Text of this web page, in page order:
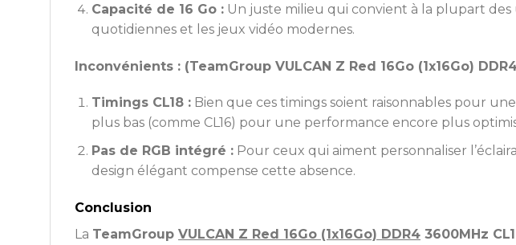
Capacité de 16 Go :Un juste milieu qui convient à la plupart des
quotidiennes et les jeux vidéo modernes.
Inconvénients : (TeamGroup VULCAN Z Red 16Go (1x16Go)
Timings CL18 :Bien que ces timings soient raisonnables pour
plus bas (comme CL16) pour une performance encore plus
Pas de RGB intégré :Pour ceux qui aiment personnaliser
design élégant compense cette absence.
Conclusion
La TeamGroup VULCAN Z Red 16Go (1x16Go) DDR4 3600MHz